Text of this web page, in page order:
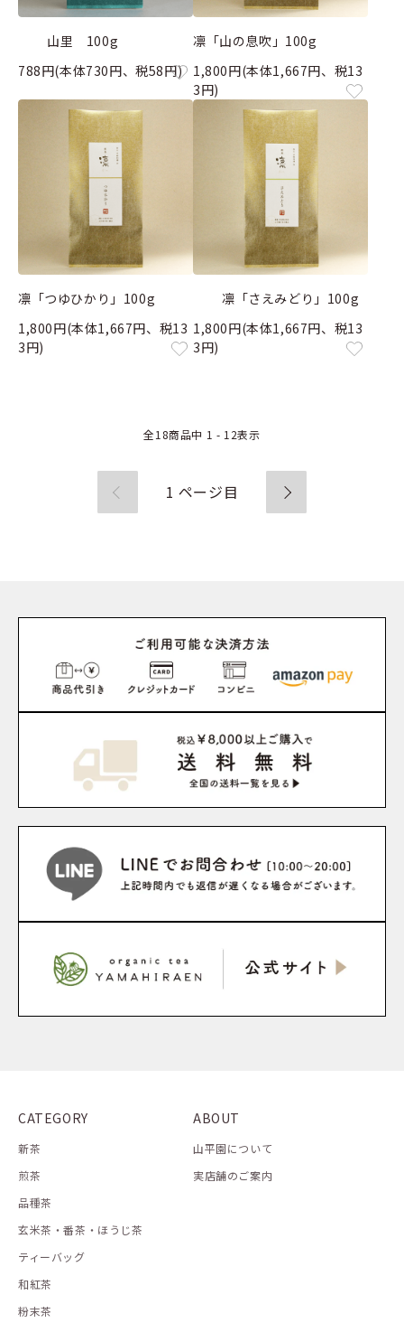
山里 100g
788円(本体730円、税58円)
凛「山の息吹」100g
1,800円(本体1,667円、税13
3円)
凛「つゆひかり」100g
1,800円(本体1,667円、税13
3円)
凛「さえみどり」100g
1,800円(本体1,667円、税13
3円)
全18商品中 1 - 12表示
1 ページ目
CATEGORY
新茶
煎茶
品種茶
玄米茶・番茶・ほうじ茶
ティーバッグ
和紅茶
粉末茶
ABOUT
山平園について
実店舗のご案内